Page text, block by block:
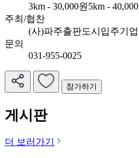
3km - 30,000원 5km -
주최/협찬
(사)파주출판도시입주기
문의
031-955-0025
참가하기
게시판
더 보러가기